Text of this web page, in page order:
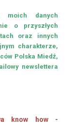
moich danych
o przyszłych
oraz innych
charakterze,
Polska Miedź,
newslettera
know how -